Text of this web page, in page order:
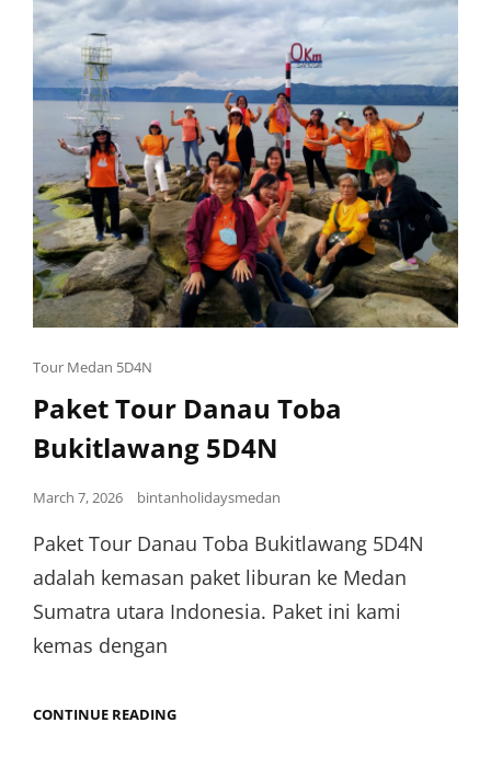
Tour Medan 5D4N
Paket Tour Danau Toba
Bukitlawang 5D4N
March 7, 2026 bintanholidaysmedan
Paket Tour Danau Toba Bukitlawang 5D4N
adalah kemasan paket liburan ke Medan
Sumatra utara Indonesia. Paket ini kami
kemas dengan
CONTINUE READING